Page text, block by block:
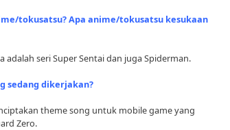
tokusatsu? Apa anime/tokusatsu kesukaan
adalah seri Super Sentai dan juga Spiderman.
sedang dikerjakan?
theme song untuk mobile game yang
Zero.